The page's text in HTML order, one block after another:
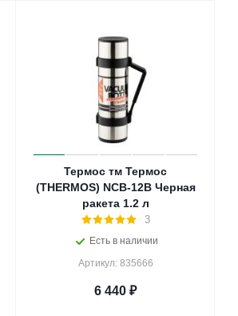
Термос тм Термос
(THERMOS) NCB-12B Черная
ракета 1.2 л
3
Есть в наличии
Артикул: 835666
6 440 ₽